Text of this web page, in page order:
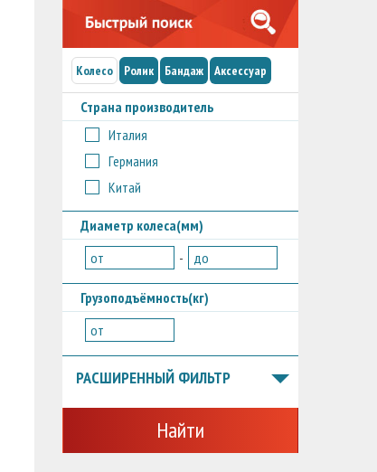
Колесо Ролик Бандаж Аксессуар
Страна производитель
Италия
Германия
Китай
Диаметр колеса(мм)
от
- до
Грузоподъёмность(кг)
от
РАСШИРЕННЫЙ ФИЛЬТР
Найти